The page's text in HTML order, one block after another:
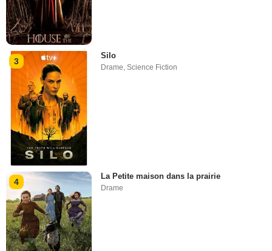
3
Silo
Drame,Science Fiction
4
La Petite maison dans la prairie
Drame